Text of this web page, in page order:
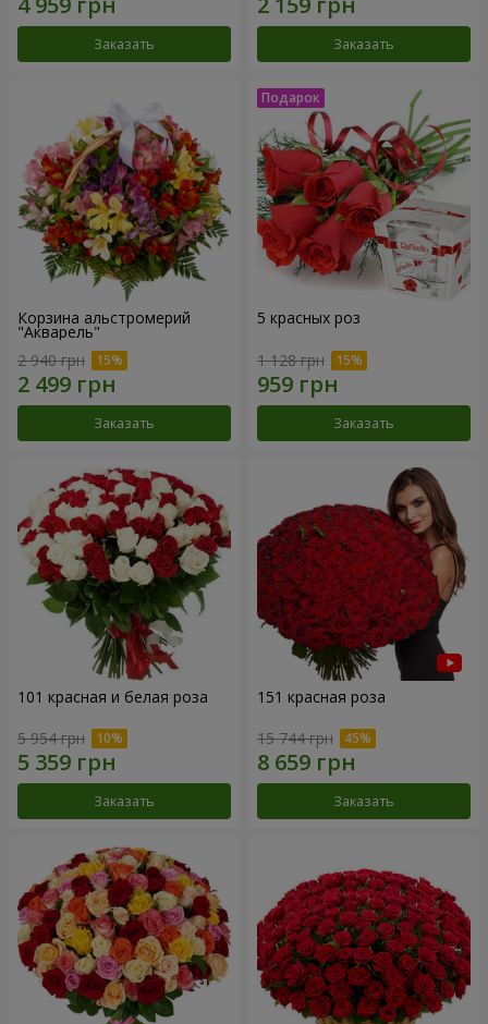
Заказать Заказать
Корзина альстромерий
"Акварель"
2 940 грн
Заказать
5 красных роз
1 128 грн
Заказать
101 красная и белая роза
5 954 грн
Заказать
151 красная роза
15 744 грн
Заказать